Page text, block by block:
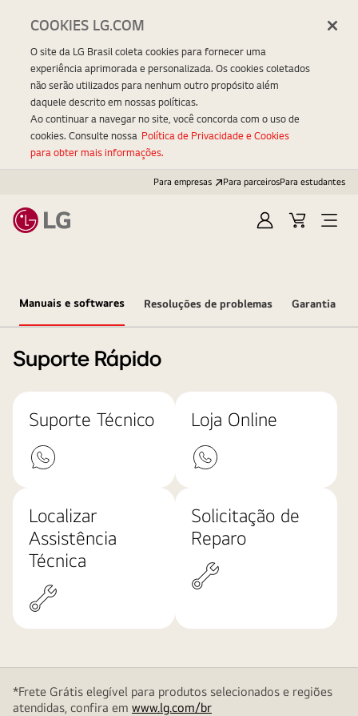
Para empresas Para parceirosPara estudantes
EntrarCarrinhoOpen
Manuais e softwares Resoluções de problemas Garantia
Suporte Rápido
Suporte Técnico Loja Online
Localizar
Assistência
Técnica
Solicitação de
Reparo
*Frete Grátis elegível para produtos selecionados e regiões
atendidas, confira em www.lg.com/br
COOKIES LG.COM
O site da LG Brasil coleta cookies para fornecer uma
experiência aprimorada e personalizada. Os cookies coletados
não serão utilizados para nenhum outro propósito além
daquele descrito em nossas políticas.
Ao continuar a navegar no site, você concorda com o uso de
cookies. Consulte nossa Política de Privacidade e Cookies
para obter mais informações.